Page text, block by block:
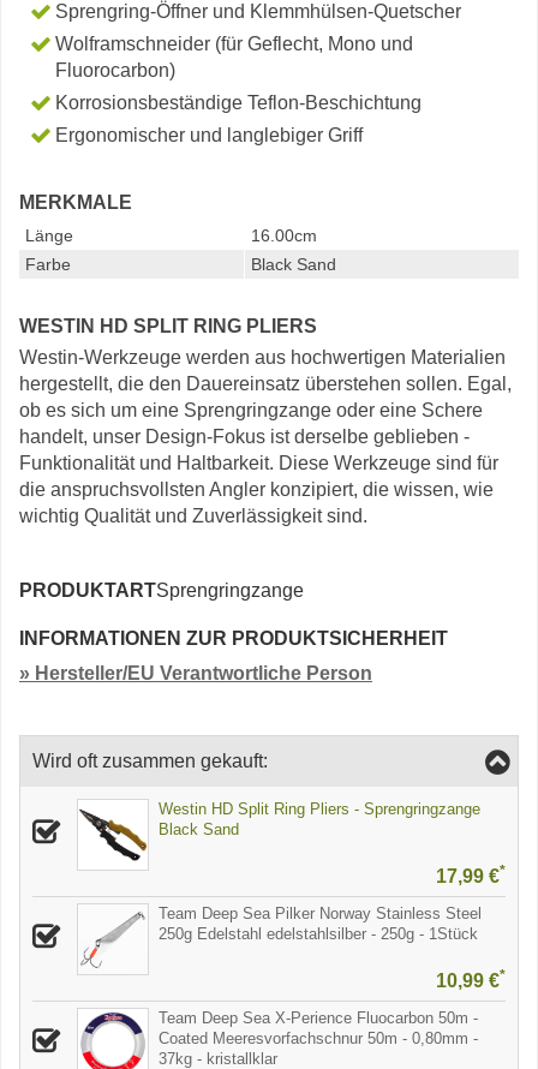
Sprengring-Öffner und Klemmhülsen-Quetscher
Wolframschneider (für Geflecht, Mono und
Fluorocarbon)
Korrosionsbeständige Teflon-Beschichtung
Ergonomischer und langlebiger Griff
MERKMALE
Länge
16.00cm
Farbe
Black Sand
WESTIN HD SPLIT RING PLIERS
Westin-Werkzeuge werden aus hochwertigen Materialien
hergestellt, die den Dauereinsatz überstehen sollen. Egal,
ob es sich um eine Sprengringzange oder eine Schere
handelt, unser Design-Fokus ist derselbe geblieben -
Funktionalität und Haltbarkeit. Diese Werkzeuge sind für
die anspruchsvollsten Angler konzipiert, die wissen, wie
wichtig Qualität und Zuverlässigkeit sind.
PRODUKTARTSprengringzange
INFORMATIONEN ZUR PRODUKTSICHERHEIT
» Hersteller/EU Verantwortliche Person
Wird oft zusammen gekauft:
Westin HD Split Ring Pliers - Sprengringzange
Black Sand
17,99 €*
Team Deep Sea Pilker Norway Stainless Steel
250g Edelstahl edelstahlsilber - 250g - 1Stück
10,99 €*
Team Deep Sea X-Perience Fluocarbon 50m -
Coated Meeresvorfachschnur 50m - 0,80mm -
37kg - kristallklar